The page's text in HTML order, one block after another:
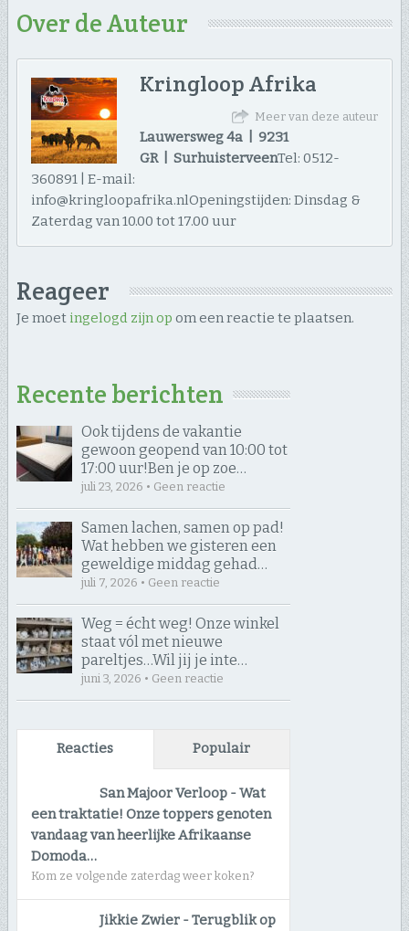
Over de Auteur
Kringloop Afrika
Meer van deze auteur
Lauwersweg 4a | 9231
GR | SurhuisterveenTel: 0512-
360891 | E-mail:
info@kringloopafrika.nlOpeningstijden: Dinsdag &
Zaterdag van 10.00 tot 17.00 uur
Reageer
Je moet ingelogd zijn op om een reactie te plaatsen.
Recente berichten
Ook tijdens de vakantie
gewoon geopend van 10:00 tot
17:00 uur! ​Ben je op zoe…
juli 23, 2026 • Geen reactie
Samen lachen, samen op pad! ​
Wat hebben we gisteren een
geweldige middag gehad…
juli 7, 2026 • Geen reactie
Weg = écht weg! Onze winkel
staat vól met nieuwe
pareltjes… ​Wil jij je inte…
juni 3, 2026 • Geen reactie
Reacties Populair
San Majoor Verloop -Wat
een traktatie! Onze toppers genoten
vandaag van heerlijke Afrikaanse
Domoda…
Kom ze volgende zaterdag weer koken?
Jikkie Zwier -Terugblik op